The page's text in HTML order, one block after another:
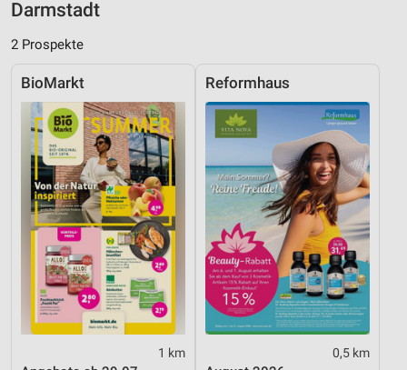
Darmstadt
2 Prospekte
BioMarkt
1 km
Reformhaus
0,5 km
Nicht-IAB-Verarbeitungszwecke:
Notwendig
Performance
Funktional
Werbung